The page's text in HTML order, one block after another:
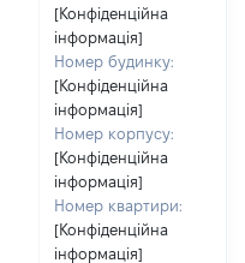
[Конфіденційна
інформація]
Номер будинку:
[Конфіденційна
інформація]
Номер корпусу:
[Конфіденційна
інформація]
Номер квартири:
[Конфіденційна
інформація]